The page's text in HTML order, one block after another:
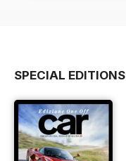
SPECIAL EDITIONS